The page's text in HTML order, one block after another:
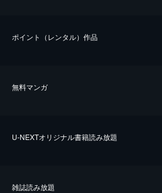
ポイント（レンタル）作品
無料マンガ
U-NEXTオリジナル書籍読み放題
雑誌読み放題